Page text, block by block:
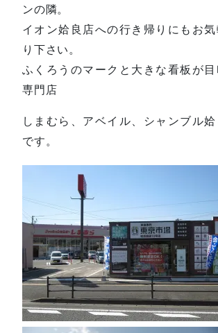
ンの隣。
イオン姶良店への行き帰りにもお
り下さい。
ふくろうのマークと大きな看板が目
専門店
しまむら、アベイル、シャンブル
です。